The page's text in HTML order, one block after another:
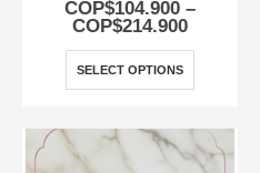
COP$104.900 –
COP$214.900
SELECT OPTIONS